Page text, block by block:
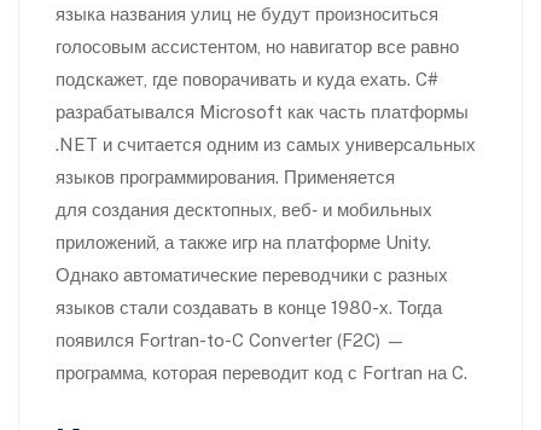
языка названия улиц не будут произноситься
голосовым ассистентом, но навигатор все равно
подскажет, где поворачивать и куда ехать. C#
разрабатывался Microsoft как часть платформы
.NET и считается одним из самых универсальных
языков программирования. Применяется
для создания десктопных, веб‑ и мобильных
приложений, а также игр на платформе Unity.
Однако автоматические переводчики с разных
языков стали создавать в конце 1980-х. Тогда
появился Fortran-to-C Converter (F2C) —
программа, которая переводит код с Fortran на C.